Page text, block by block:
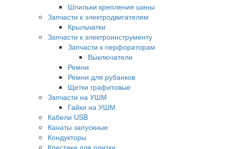
Шпильки крепления шины
Запчасти к электродвигателям
Крыльчатки
Запчасти к электроинструменту
Запчасти к перфораторам
Выключатели
Ремни
Ремни для рубанков
Щетки графитовые
Запчасти на УШМ
Гайки на УШМ
Кабели USB
Канаты запускные
Кондукторы
Крестики для плитки